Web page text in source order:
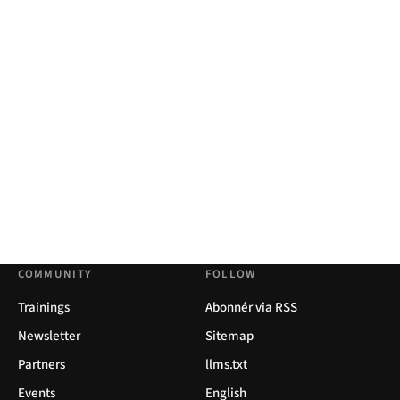
COMMUNITY
Trainings
Newsletter
Partners
Events
FOLLOW
Abonnér via RSS
Sitemap
llms.txt
English